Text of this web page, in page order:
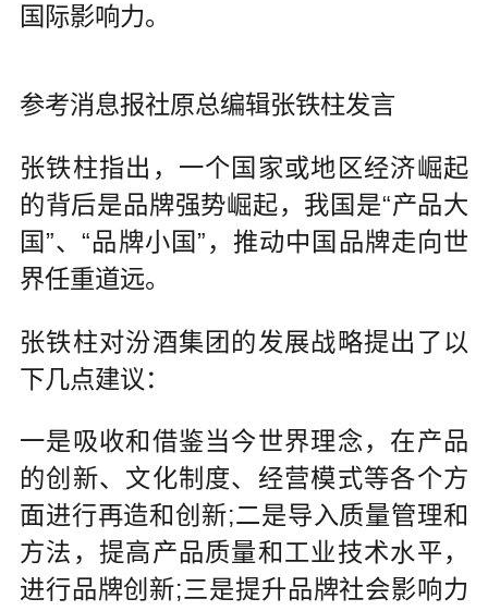
国际影响力。
参考消息报社原总编辑张铁柱发言
张铁柱指出，一个国家或地区经济崛起
的背后是品牌强势崛起，我国是“产品大
国”、“品牌小国”，推动中国品牌走向世
界任重道远。
张铁柱对汾酒集团的发展战略提出了以
下几点建议：
一是吸收和借鉴当今世界理念，在产品
的创新、文化制度、经营模式等各个方
面进行再造和创新;二是导入质量管理和
方法，提高产品质量和工业技术水平，
进行品牌创新;三是提升品牌社会影响力